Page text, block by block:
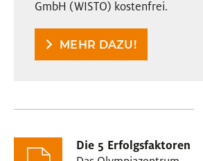
GmbH (WISTO) kostenfrei.
MEHR DAZU!
Die 5 Erfolgsfaktoren